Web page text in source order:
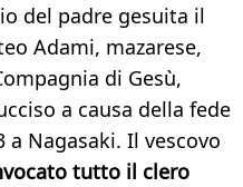
del padre gesuita il
Adami, mazarese,
di Gesù,
a causa della fede
Nagasaki. Il vescovo
tutto il clero